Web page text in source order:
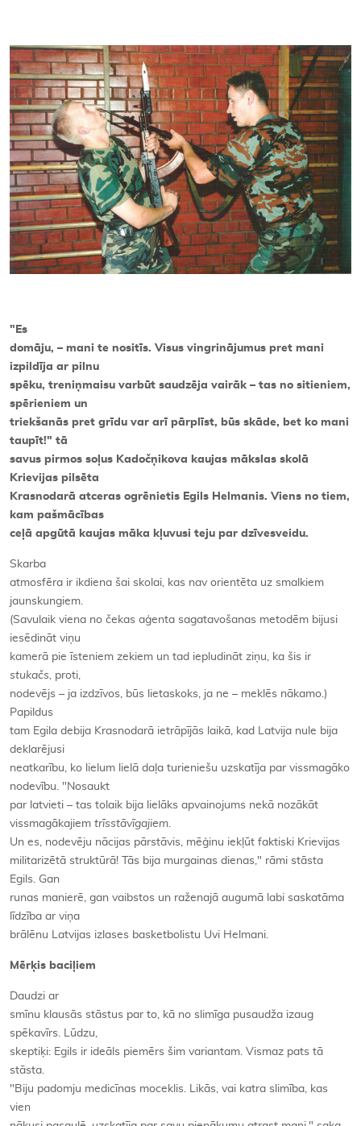
"Es
domāju, – mani te nositīs. Visus vingrinājumus pret mani
izpildīja ar pilnu
spēku, treniņmaisu varbūt saudzēja vairāk – tas no sitieniem,
spērieniem un
triekšanās pret grīdu var arī pārplīst, būs skāde, bet ko mani
taupīt!" tā
savus pirmos soļus Kadočņikova kaujas mākslas skolā
Krievijas pilsēta
Krasnodarā atceras ogrēnietis Egils Helmanis. Viens no tiem,
kam pašmācības
ceļā apgūtā kaujas māka kļuvusi teju par dzīvesveidu.
Skarba
atmosfēra ir ikdiena šai skolai, kas nav orientēta uz smalkiem
jaunskungiem.
(Savulaik viena no čekas aģenta sagatavošanas metodēm bijusi
iesēdināt viņu
kamerā pie īsteniem zekiem un tad iepludināt ziņu, ka šis ir
stukačs, proti,
nodevējs – ja izdzīvos, būs lietaskoks, ja ne – meklēs nākamo.)
Papildus
tam Egila debija Krasnodarā ietrāpījās laikā, kad Latvija nule bija
deklarējusi
neatkarību, ko lielum lielā daļa turieniešu uzskatīja par vissmagāko
nodevību. "Nosaukt
par latvieti – tas tolaik bija lielāks apvainojums nekā nozākāt
vissmagākajiem trīsstāvīgajiem.
Un es, nodevēju nācijas pārstāvis, mēģinu iekļūt faktiski Krievijas
militarizētā struktūrā! Tās bija murgainas dienas," rāmi stāsta
Egils. Gan
runas manierē, gan vaibstos un raženajā augumā labi saskatāma
līdzība ar viņa
brālēnu Latvijas izlases basketbolistu Uvi Helmani.
Mērķis baciļiem
Daudzi ar
smīnu klausās stāstus par to, kā no slimīga pusaudža izaug
spēkavīrs. Lūdzu,
skeptiķi: Egils ir ideāls piemērs šim variantam. Vismaz pats tā
stāsta.
"Biju padomju medicīnas moceklis. Likās, vai katra slimība, kas
vien